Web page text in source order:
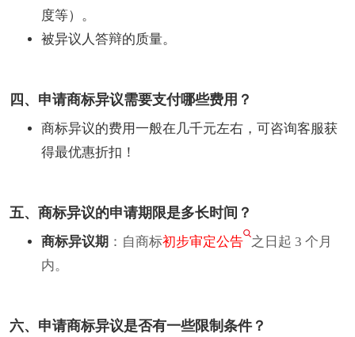
度等）。
被异议人答辩的质量。
四、申请商标异议需要支付哪些费用？
商标异议的费用一般在几千元左右，可咨询客服获
得最优惠折扣！
五、商标异议的申请期限是多长时间？
商标异议期 ：自商标初步审定公告 之日起 3 个月
内。
六、申请商标异议是否有一些限制条件？